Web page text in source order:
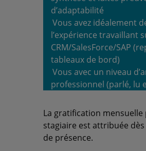
d’adaptabilité
Vous avez idéalement
l’expérience travaillant
CRM/SalesForce/SAP
tableaux de bord)
Vous avec un niveau
professionnel (parlé, lu
La gratification
stagiaire est attribuée
de présence.